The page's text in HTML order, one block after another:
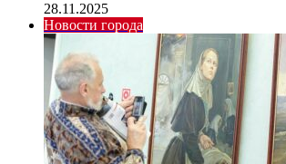
28.11.2025
Новости города